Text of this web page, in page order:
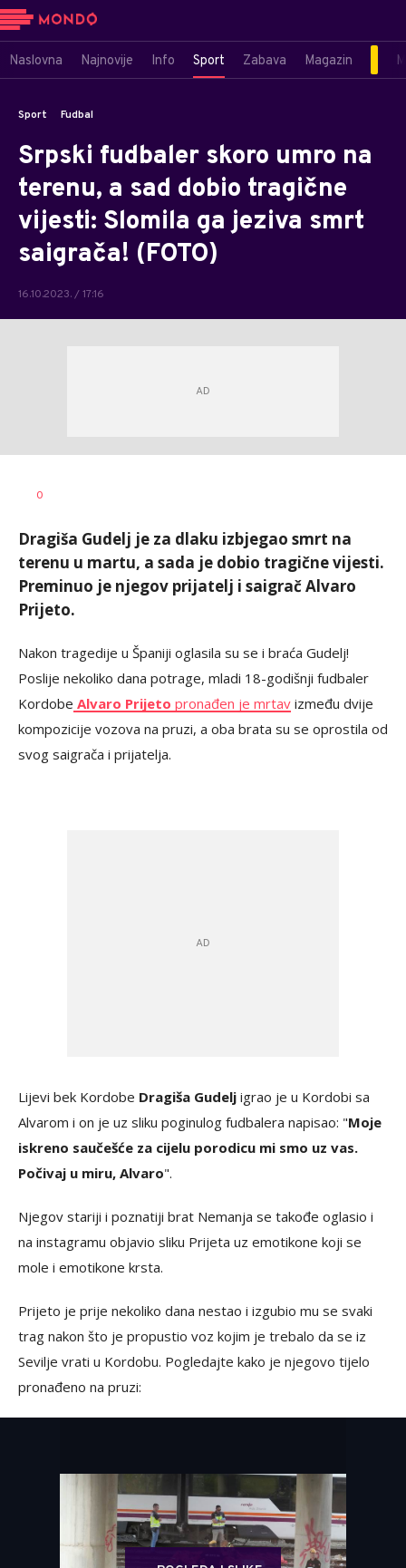
Naslovna Najnovije Info Sport Zabava Magazin
Sport Fudbal
Srpski fudbaler skoro umro na
terenu, a sad dobio tragične
vijesti: Slomila ga jeziva smrt
saigrača! (FOTO)
16.10.2023. / 17:16
AUTOR
0
Dragiša Gudelj je za dlaku izbjegao smrt na
terenu u martu, a sada je dobio tragične vijesti.
Preminuo je njegov prijatelj i saigrač Alvaro
Prijeto.
Nakon tragedije u Španiji oglasila su se i braća Gudelj!
Poslije nekoliko dana potrage, mladi 18-godišnji fudbaler
Kordobe Alvaro Prijeto pronađen je mrtav između dvije
kompozicije vozova na pruzi, a oba brata su se oprostila od
svog saigrača i prijatelja.
Lijevi bek Kordobe Dragiša Gudelj igrao je u Kordobi sa
Alvarom i on je uz sliku poginulog fudbalera napisao: "Moje
iskreno saučešće za cijelu porodicu mi smo uz vas.
Počivaj u miru, Alvaro".
Njegov stariji i poznatiji brat Nemanja se takođe oglasio i
na instagramu objavio sliku Prijeta uz emotikone koji se
mole i emotikone krsta.
Prijeto je prije nekoliko dana nestao i izgubio mu se svaki
trag nakon što je propustio voz kojim je trebalo da se iz
Sevilje vrati u Kordobu. Pogledajte kako je njegovo tijelo
pronađeno na pruzi: